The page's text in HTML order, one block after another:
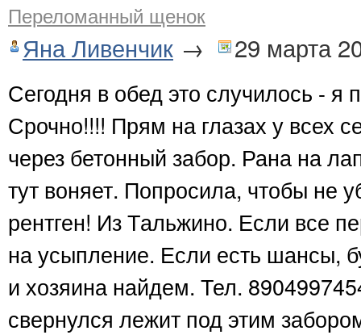
Переломанный щенок
Яна Ливенчик → 29 марта
Сегодня в обед это случилось - я
Срочно!!!! Прям на глазах у всех
через бетонный забор. Рана на
тут воняет. Попросила, чтобы не
рентген! Из Тальжино. Если все
на усыпление. Если есть шансы,
и хозяина найдем. Тел.
свернулся лежит под этим